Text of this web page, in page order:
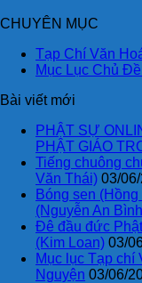
CHUYÊN MỤC
Tạp Chí Văn
Mục Lục Chủ
Bài viết mới
PHẬT SỰ
PHẬT GIÁO
Tiếng chuông
Văn Thái) 03/
Bóng sen
(Nguyễn An
Đê đầu đức
(Kim Loan) 03/
Mục lục Tạp
Nguyện 03/06/